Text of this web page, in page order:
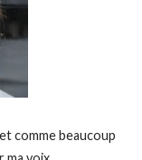
et comme beaucoup